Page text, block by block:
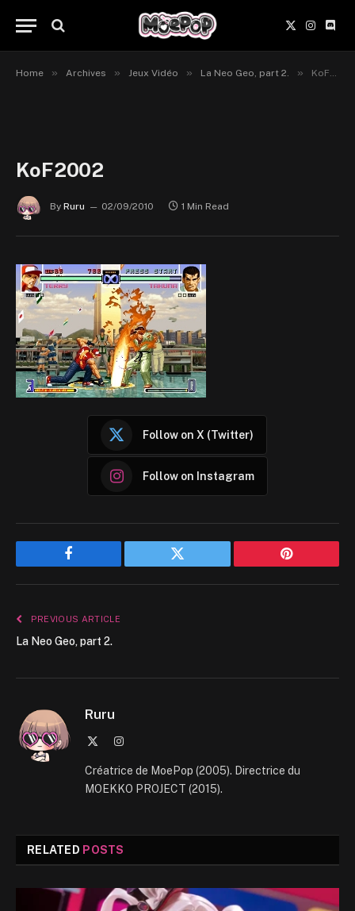
X
(Twitter)
Home » Archives » Jeux Vidéo » La Neo Geo, part 2. » KoF2002
KoF2002
By Ruru 02/09/2010 1 Min Read
Follow on X (Twitter)
Follow on Instagram
Facebook Twitter Pinterest
PREVIOUS ARTICLE
La Neo Geo, part 2.
Ruru
Instagram
Créatrice de MoePop (2005). Directrice du
MOEKKO PROJECT (2015).
RELATED POSTS